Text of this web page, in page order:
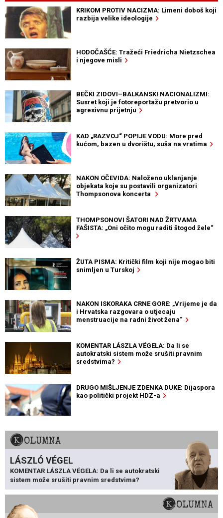
KRIKOM PROTIV NACIZMA: Limeni doboš koji
razbija velike ideologije
HODOČAŠĆE: Tražeći Friedricha Nietzschea
i njegove misli
BEČKI ZIDOVI–BALKANSKI NACIONALIZMI:
Susret koji je fotoreportažu pretvorio u
agresivnu prijetnju
KAD „RAZVOJ“ POPIJE VODU: More pred
kućom, bazen u dvorištu, suša na vratima
NAKON OČEVIDA: Naloženo uklanjanje
objekata koje su postavili organizatori
Thompsonova koncerta
THOMPSONOVI ŠATORI NAD ŽRTVAMA
FAŠISTA: „Oni očito mogu raditi štogod žele“
ŽUTA PISMA: Kritički film koji nije mogao biti
snimljen u Turskoj
NAKON ISKORAKA CRNE GORE: „Vrijeme je da
i Hrvatska razgovara o utjecaju
menstruacije na radni život žena“
KOMENTAR LÁSZLA VÉGELA: Da li se
autokratski sistem može srušiti pravnim
sredstvima?
DRUGO MIŠLJENJE ZDENKA DUKE: Dijaspora
kao politički projekt HDZ-a
KOLUMNA
LÁSZLÓ VÉGEL
KOMENTAR LÁSZLA VÉGELA: Da li se autokratski
sistem može srušiti pravnim sredstvima?
KOLUMNA